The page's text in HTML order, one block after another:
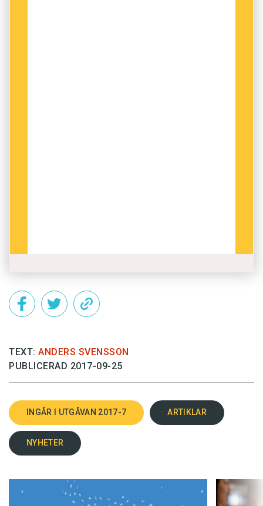
TEXT: ANDERS SVENSSON
PUBLICERAD 2017-09-25
INGÅR I UTGÅVAN 2017-7 ARTIKLAR
NYHETER